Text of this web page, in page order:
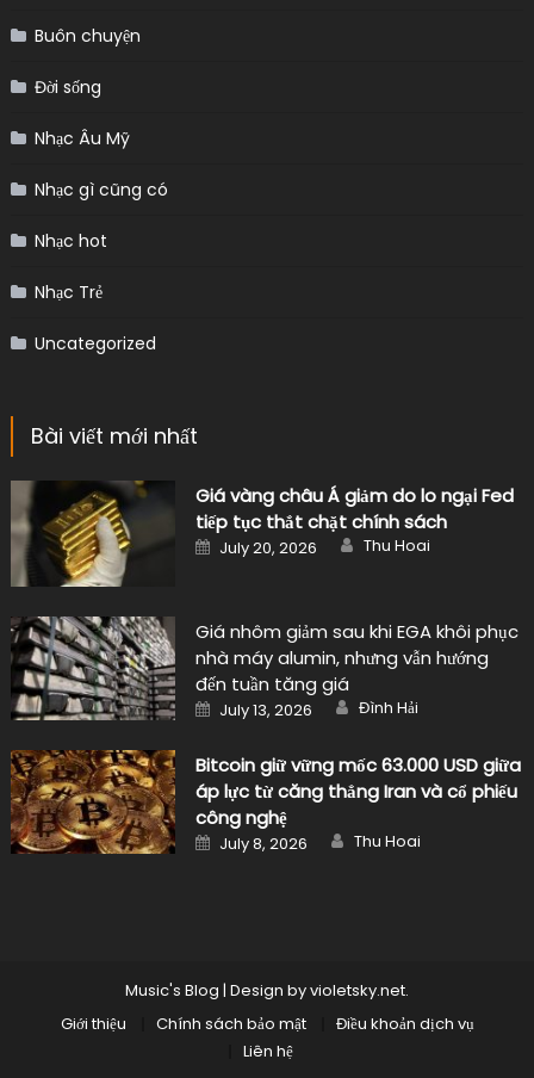
Buôn chuyện
Đời sống
Nhạc Âu Mỹ
Nhạc gì cũng có
Nhạc hot
Nhạc Trẻ
Uncategorized
Bài viết mới nhất
Giá vàng châu Á giảm do lo ngại Fed
tiếp tục thắt chặt chính sách
Posted
on
July 20, 2026 Author
Thu Hoai
Giá nhôm giảm sau khi EGA khôi phục
nhà máy alumin, nhưng vẫn hướng
đến tuần tăng giá
Posted
on
July 13, 2026 Author
Đình Hải
Bitcoin giữ vững mốc 63.000 USD giữa
áp lực từ căng thẳng Iran và cổ phiếu
công nghệ
Posted
on
July 8, 2026 Author
Thu Hoai
Music's Blog | Design byvioletsky.net.
Giới thiệu
Chính sách bảo mật
Điều khoản dịch vụ
Liên hệ